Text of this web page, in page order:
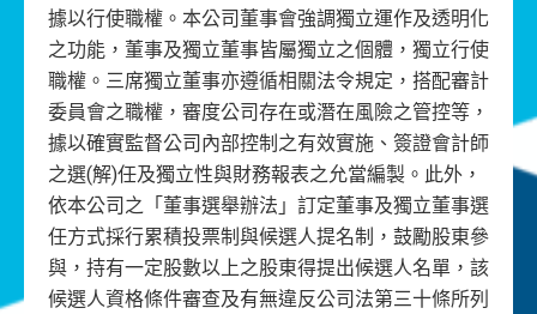
據以行使職權。本公司董事會強調獨立運作及透明化
之功能，董事及獨立董事皆屬獨立之個體，獨立行使
職權。三席獨立董事亦遵循相關法令規定，搭配審計
委員會之職權，審度公司存在或潛在風險之管控等，
據以確實監督公司內部控制之有效實施、簽證會計師
之選(解)任及獨立性與財務報表之允當編製。此外，
依本公司之「董事選舉辦法」訂定董事及獨立董事選
任方式採行累積投票制與候選人提名制，鼓勵股東參
與，持有一定股數以上之股東得提出候選人名單，該
候選人資格條件審查及有無違反公司法第三十條所列